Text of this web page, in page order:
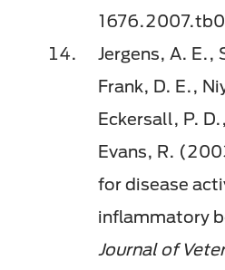
Jergens, A. E.,
Frank, D. E.,
Eckersall, P.
Evans, R.
for disease
inflammatory
Journal of